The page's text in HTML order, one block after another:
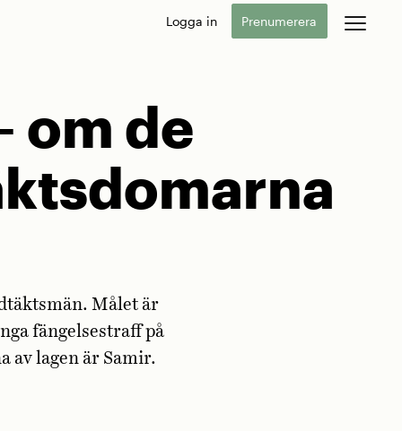
Logga in Prenumerera
om de
Målet är
fängelsestraff på
av lagen är Samir.